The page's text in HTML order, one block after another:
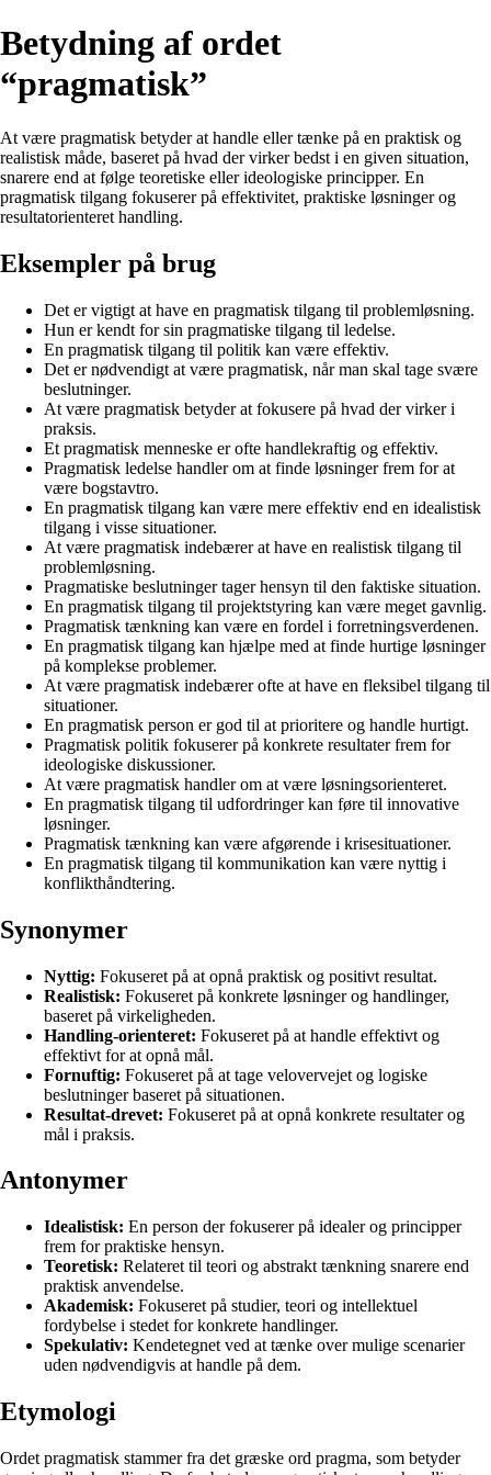
Betydning af ordet
“pragmatisk”
At være pragmatisk betyder at handle eller tænke på en praktisk og
realistisk måde, baseret på hvad der virker bedst i en given situation,
snarere end at følge teoretiske eller ideologiske principper. En
pragmatisk tilgang fokuserer på effektivitet, praktiske løsninger og
resultatorienteret handling.
Eksempler på brug
Det er vigtigt at have en pragmatisk tilgang til problemløsning.
Hun er kendt for sin pragmatiske tilgang til ledelse.
En pragmatisk tilgang til politik kan være effektiv.
Det er nødvendigt at være pragmatisk, når man skal tage svære
beslutninger.
At være pragmatisk betyder at fokusere på hvad der virker i
praksis.
Et pragmatisk menneske er ofte handlekraftig og effektiv.
Pragmatisk ledelse handler om at finde løsninger frem for at
være bogstavtro.
En pragmatisk tilgang kan være mere effektiv end en idealistisk
tilgang i visse situationer.
At være pragmatisk indebærer at have en realistisk tilgang til
problemløsning.
Pragmatiske beslutninger tager hensyn til den faktiske situation.
En pragmatisk tilgang til projektstyring kan være meget gavnlig.
Pragmatisk tænkning kan være en fordel i forretningsverdenen.
En pragmatisk tilgang kan hjælpe med at finde hurtige løsninger
på komplekse problemer.
At være pragmatisk indebærer ofte at have en fleksibel tilgang til
situationer.
En pragmatisk person er god til at prioritere og handle hurtigt.
Pragmatisk politik fokuserer på konkrete resultater frem for
ideologiske diskussioner.
At være pragmatisk handler om at være løsningsorienteret.
En pragmatisk tilgang til udfordringer kan føre til innovative
løsninger.
Pragmatisk tænkning kan være afgørende i krisesituationer.
En pragmatisk tilgang til kommunikation kan være nyttig i
konflikthåndtering.
Synonymer
Nyttig: Fokuseret på at opnå praktisk og positivt resultat.
Realistisk: Fokuseret på konkrete løsninger og handlinger,
baseret på virkeligheden.
Handling-orienteret: Fokuseret på at handle effektivt og
effektivt for at opnå mål.
Fornuftig: Fokuseret på at tage velovervejet og logiske
beslutninger baseret på situationen.
Resultat-drevet: Fokuseret på at opnå konkrete resultater og
mål i praksis.
Antonymer
Idealistisk: En person der fokuserer på idealer og principper
frem for praktiske hensyn.
Teoretisk: Relateret til teori og abstrakt tænkning snarere end
praktisk anvendelse.
Akademisk: Fokuseret på studier, teori og intellektuel
fordybelse i stedet for konkrete handlinger.
Spekulativ: Kendetegnet ved at tænke over mulige scenarier
uden nødvendigvis at handle på dem.
Etymologi
Ordet pragmatisk stammer fra det græske ord pragma, som betyder